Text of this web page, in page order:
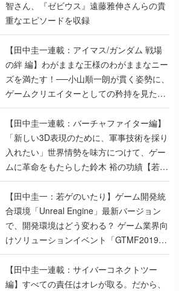
智さん、『ゼビウス』遠藤雅伸さんらの貴
重なエピソードを収録
【田中圭一連載：アイマス/ガンダム 戦場
の絆 編】わがままな王様のわがままなニー
ズを満たす！──小山順一朗が貫く姿勢に、
ゲームクリエイターとしての矜持を見た
【若ゲのいたり最終回】
【田中圭一連載：バーチャファイター編】
「新しい3D表現のために、軍事技術を採り
入れたい」世界情勢を味方につけて、ゲー
ムに革命をもたらした鈴木 裕の功績【若ゲ
のいたり】
【田中圭一：若ゲのいたり】ゲーム開発統
合環境「Unreal Engine」最新バージョン
で、開発環境はどう変わる？ ゲーム業界向
けソリューションイベント「GTMF2019」
に行って、より理解を深めよう【PR】
【田中圭一連載：サイバーコネクトツー
編】すべての責任はオレが取る。だから、